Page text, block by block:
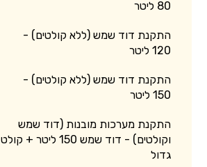
80 ליטר
התקנת דוד שמש (ללא קולטים) -
120 ליטר
התקנת דוד שמש (ללא קולטים) -
150 ליטר
התקנת מערכות מובנות (דוד שמש
וקולטים) - דוד שמש 150 ליטר + קולט
גדול